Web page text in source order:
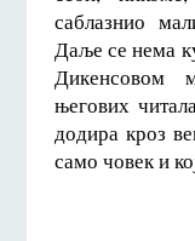
саблазнио
Даље се нема
Дикенсовом
његових
додира кроз
само човек и